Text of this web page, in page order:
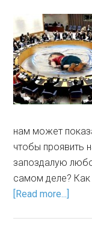
нам может
чтобы проявить
запоздалую
самом деле? Как
[Read more...]